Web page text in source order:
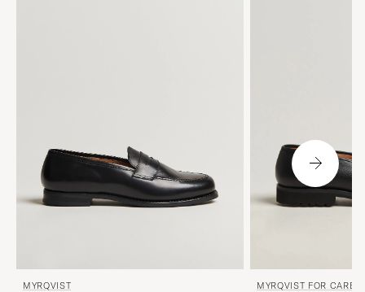
MYRQVIST MYRQVIST FOR CARE